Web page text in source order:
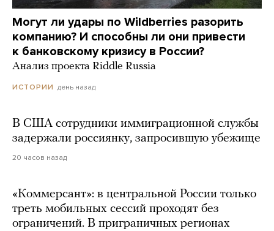
Могут ли удары по Wildberries разорить
компанию? И способны ли они привести
к банковскому кризису в России?
Анализ проекта Riddle Russia
ИСТОРИИ день назад
В США сотрудники иммиграционной службы
задержали россиянку, запросившую убежище
20 часов назад
«Коммерсант»: в центральной России только
треть мобильных сессий проходят без
ограничений. В приграничных регионах